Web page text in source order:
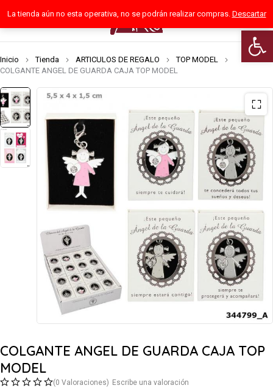
Abrir
La tienda aún no esta operativa, no se podrán realizar compras. Descartar
0
Inicio Tienda ARTICULOS DE REGALO
TOP MODEL
COLGANTE ANGEL DE GUARDA CAJA TOP MODEL
COLGANTE ANGEL DE GUARDA CAJA TOP
MODEL
(0 Valoraciones) Escribe una valoración